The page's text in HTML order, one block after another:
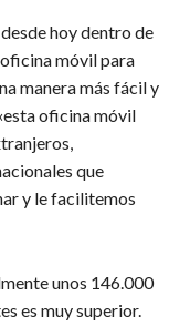
hoy dentro de
móvil para
manera más fácil y
oficina móvil
que
y le facilitemos
unos 146.000
es muy superior.